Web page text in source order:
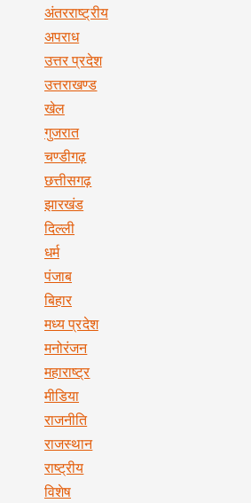
अंतरराष्ट्रीय
अपराध
उत्तर प्रदेश
उत्तराखण्ड
खेल
गुजरात
चण्डीगढ़
छत्तीसगढ़
झारखंड
दिल्ली
धर्म
पंजाब
बिहार
मध्य प्रदेश
मनोरंजन
महाराष्ट्र
मीडिया
राजनीति
राजस्थान
राष्ट्रीय
विशेष